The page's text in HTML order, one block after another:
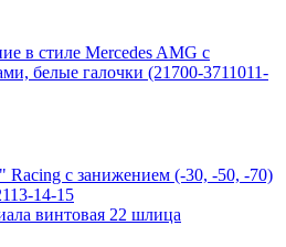
в стиле Mercedes AMG с
белые галочки (21700-3711011-
Racing с занижением (-30, -50, -70)
14-15